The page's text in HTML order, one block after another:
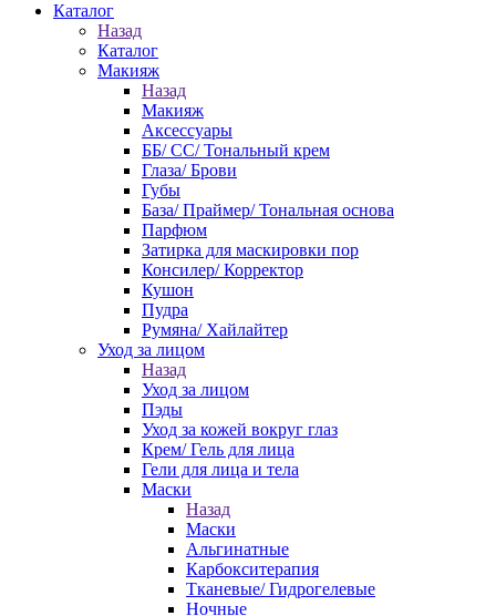
Каталог
Назад
Каталог
Макияж
Назад
Макияж
Аксессуары
ББ/ СС/ Тональный крем
Глаза/ Брови
Губы
База/ Праймер/ Тональная основа
Парфюм
Затирка для маскировки пор
Консилер/ Корректор
Кушон
Пудра
Румяна/ Хайлайтер
Уход за лицом
Назад
Уход за лицом
Пэды
Уход за кожей вокруг глаз
Крем/ Гель для лица
Гели для лица и тела
Маски
Назад
Маски
Альгинатные
Карбокситерапия
Тканевые/ Гидрогелевые
Ночные